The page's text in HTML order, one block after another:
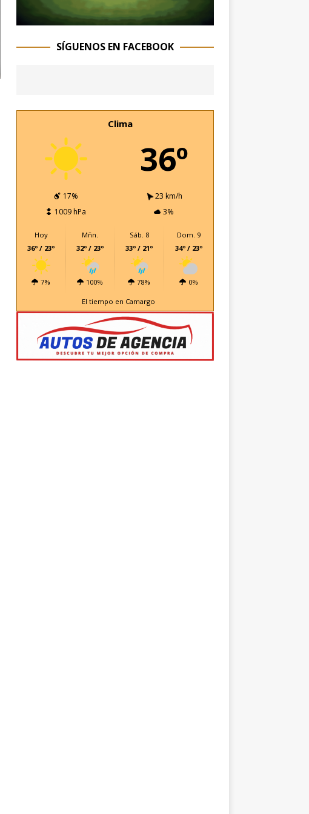
SÍGUENOS EN FACEBOOK
Clima
36º
17%
23 km/h
1009 hPa
3%
Hoy
36º / 23º
7%
Mñn.
32º / 23º
100%
Sáb. 8
33º / 21º
78%
Dom. 9
34º / 23º
0%
El tiempo en Camargo